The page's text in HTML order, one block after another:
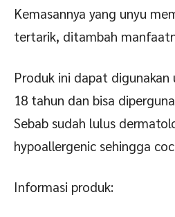
Kemasannya yang unyu
tertarik, ditambah
Produk ini dapat digunakan
18 tahun dan bisa
Sebab sudah lulus
hypoallergenic sehingga
Informasi produk: